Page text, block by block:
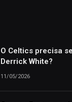
O Celtics precisa
Derrick White?
11/05/2026